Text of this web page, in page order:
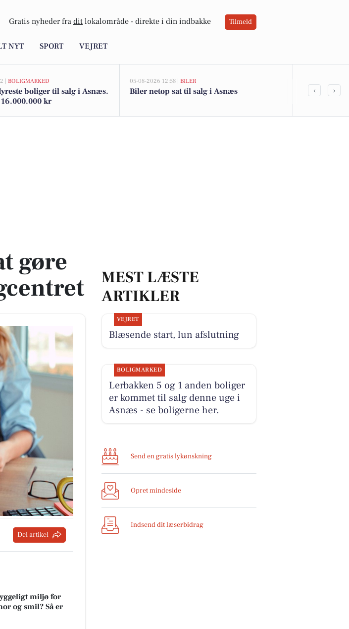
Gratis nyheder fra dit lokalområde - direkte i din indbakke Tilmeld
NYT SPORT VEJRET
| BOLIGMARKED
boliger til salg i Asnæs.
kr
05-08-2026 12:58 | BILER
Biler netop sat til salg i Asnæs
Fristende
‹ ›
gøre
Del artikel
miljø for
og smil? Så er
MEST LÆSTE
ARTIKLER
VEJRET
Blæsende start, lun afslutning
BOLIGMARKED
Lerbakken 5 og 1 anden boliger
er kommet til salg denne uge i
Asnæs - se boligerne her.
Send en gratis lykønskning
Opret mindeside
Indsend dit læserbidrag